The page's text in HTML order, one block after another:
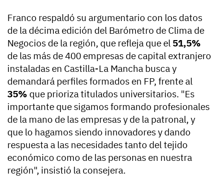
Franco respaldó su argumentario con los datos
de la décima edición del Barómetro de Clima de
Negocios de la región, que refleja que el 51,5%
de las más de 400 empresas de capital extranjero
instaladas en Castilla-La Mancha busca y
demandará perfiles formados en FP, frente al
35% que prioriza titulados universitarios. "Es
importante que sigamos formando profesionales
de la mano de las empresas y de la patronal, y
que lo hagamos siendo innovadores y dando
respuesta a las necesidades tanto del tejido
económico como de las personas en nuestra
región", insistió la consejera.